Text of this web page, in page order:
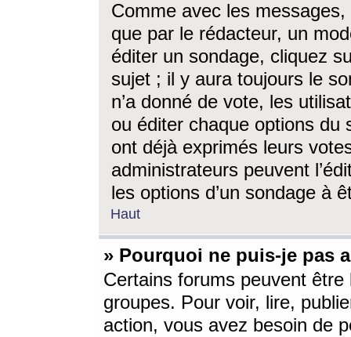
Comme avec les
que par le rédacteur, un
éditer un sondage, cliquez
sujet ; il y aura toujours le
n’a donné de vote, les
ou éditer chaque options du
ont déjà exprimés leurs
administrateurs peuvent
les options d’un sondage à
Haut
» Pourquoi ne puis-je pas
Certains forums peuvent être
groupes. Pour voir, lire,
action, vous avez besoin de